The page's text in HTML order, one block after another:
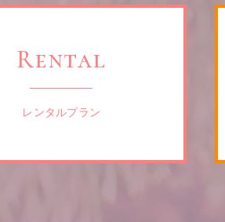
Rental
レンタルプラン